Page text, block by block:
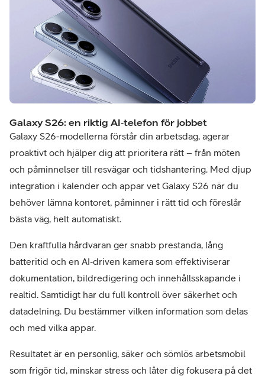
Galaxy S26: en riktig AI‑telefon för jobbet
Galaxy S26-modellerna förstår din arbetsdag, agerar
proaktivt och hjälper dig att prioritera rätt – från möten
och påminnelser till resvägar och tidshantering. Med djup
integration i kalender och appar vet Galaxy S26 när du
behöver lämna kontoret, påminner i rätt tid och föreslår
bästa väg, helt automatiskt.
Den kraftfulla hårdvaran ger snabb prestanda, lång
batteritid och en AI‑driven kamera som effektiviserar
dokumentation, bildredigering och innehållsskapande i
realtid. Samtidigt har du full kontroll över säkerhet och
datadelning. Du bestämmer vilken information som delas
och med vilka appar.
Resultatet är en personlig, säker och sömlös arbetsmobil
som frigör tid, minskar stress och låter dig fokusera på det